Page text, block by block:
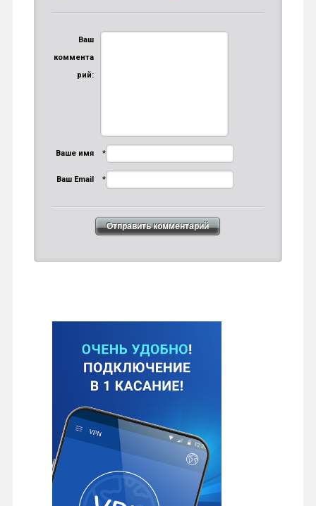
Ваш
коммента
рий:
Ваше имя *
Ваш Email *